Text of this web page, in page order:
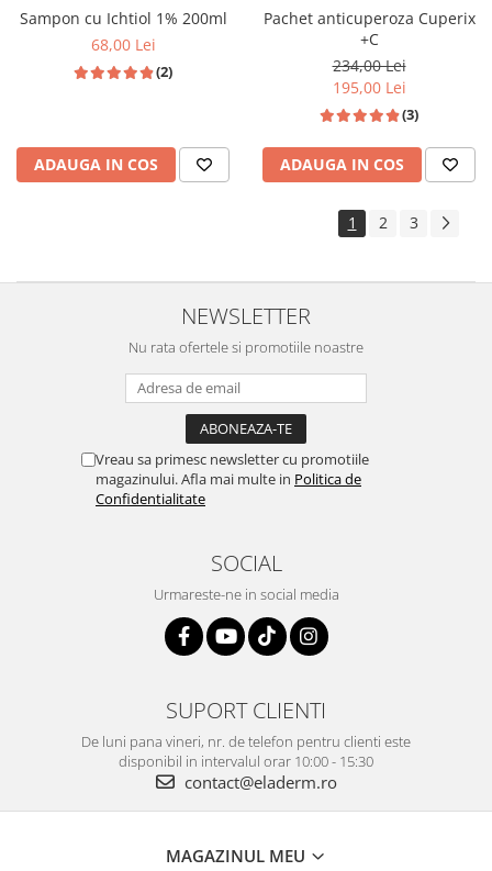
Sampon cu Ichtiol 1% 200ml
68,00 Lei
(2)
ADAUGA IN COS
Pachet anticuperoza Cuperix
+C
234,00 Lei
195,00 Lei
(3)
ADAUGA IN COS
1 2 3
NEWSLETTER
Nu rata ofertele si promotiile noastre
Vreau sa primesc newsletter cu promotiile
magazinului. Afla mai multe in Politica de
Confidentialitate
SOCIAL
Urmareste-ne in social media
SUPORT CLIENTI
De luni pana vineri, nr. de telefon pentru clienti este
disponibil in intervalul orar 10:00 - 15:30
contact@eladerm.ro
MAGAZINUL MEU